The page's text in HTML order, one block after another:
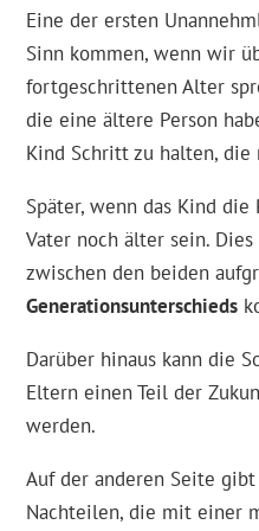
Eine der ersten
Sinn kommen, wenn wir
fortgeschrittenen Alter
die eine ältere Person
Kind Schritt zu halten, die
Später, wenn das Kind
Vater noch älter sein.
zwischen den beiden
Generationsunterschieds
Darüber hinaus kann die
Eltern einen Teil der
werden.
Auf der anderen Seite
Nachteilen, die mit einer